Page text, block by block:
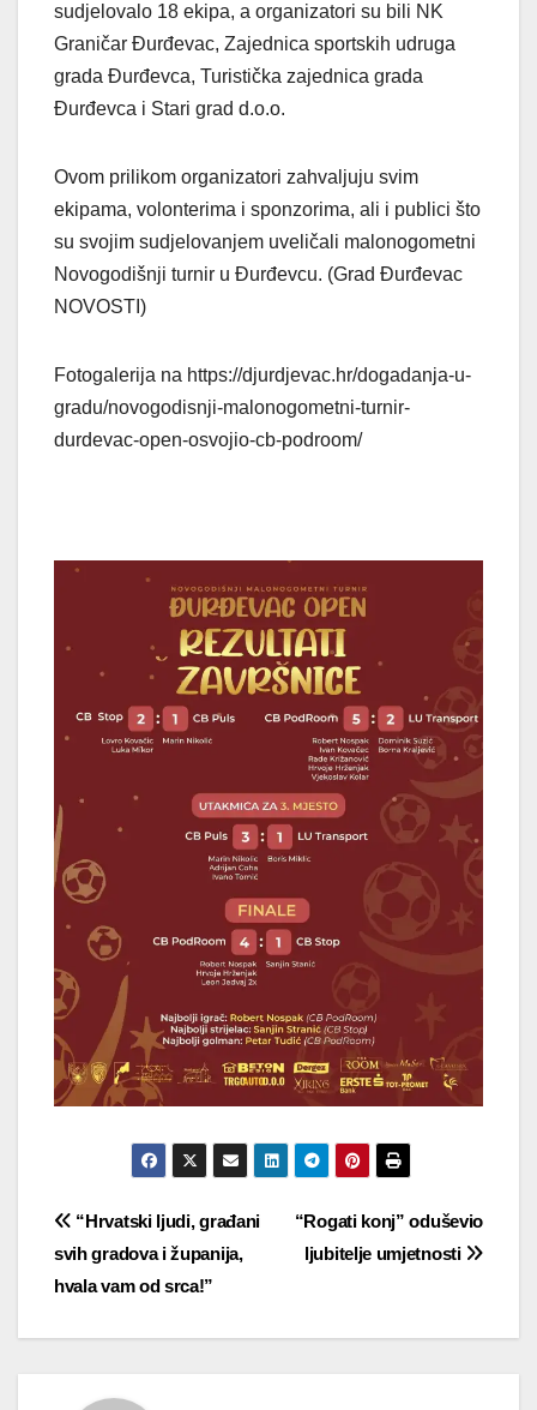
sudjelovalo 18 ekipa, a organizatori su bili NK
Graničar Đurđevac, Zajednica sportskih udruga
grada Đurđevca, Turistička zajednica grada
Đurđevca i Stari grad d.o.o.
Ovom prilikom organizatori zahvaljuju svim
ekipama, volonterima i sponzorima, ali i publici što
su svojim sudjelovanjem uveličali malonogometni
Novogodišnji turnir u Đurđevcu. (Grad Đurđevac
NOVOSTI)
Fotogalerija na https://djurdjevac.hr/dogadanja-u-
gradu/novogodisnji-malonogometni-turnir-
durdevac-open-osvojio-cb-podroom/
Navigacija
objava
“Rogati konj” oduševio
ljubitelje umjetnosti
“Hrvatski ljudi, građani
svih gradova i županija,
hvala vam od srca!”